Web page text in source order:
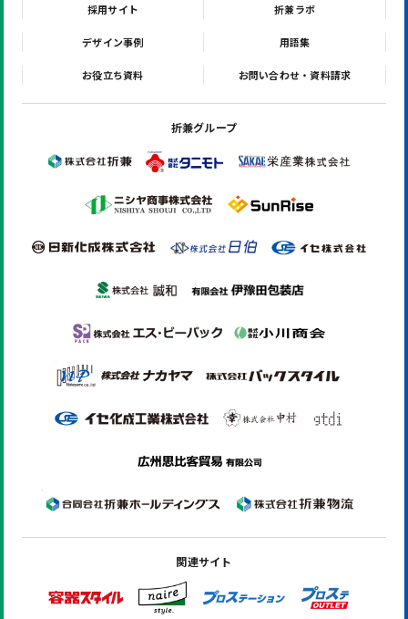
採用サイト 折兼ラボ
デザイン事例 用語集
お役立ち資料 お問い合わせ・資料請求
折兼グループ
関連サイト